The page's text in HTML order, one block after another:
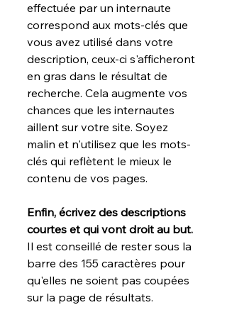
effectuée par un internaute
correspond aux mots-clés que
vous avez utilisé dans votre
description, ceux-ci s'afficheront
en gras dans le résultat de
recherche. Cela augmente vos
chances que les internautes
aillent sur votre site. Soyez
malin et n'utilisez que les mots-
clés qui reflètent le mieux le
contenu de vos pages.
Enfin, écrivez des descriptions
courtes et qui vont droit au but.
Il est conseillé de rester sous la
barre des 155 caractères pour
qu'elles ne soient pas coupées
sur la page de résultats.